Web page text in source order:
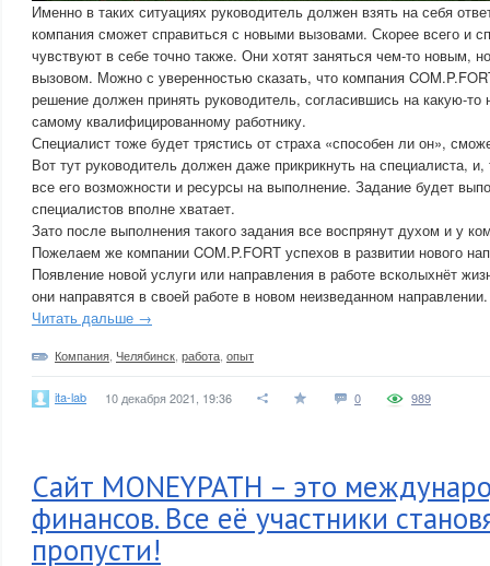
Именно в таких ситуациях руководитель должен взять на себя
компания сможет справиться с новыми вызовами. Скорее всего и
чувствуют в себе точно также. Они хотят заняться чем-то новым,
вызовом. Можно с уверенностью сказать, что компания
решение должен принять руководитель, согласившись на какую-то
самому квалифицированному работнику.
Специалист тоже будет трястись от страха «способен ли он»,
Вот тут руководитель должен даже прикрикнуть на специалиста,
все его возможности и ресурсы на выполнение. Задание будет
специалистов вполне хватает.
Зато после выполнения такого задания все воспрянут духом и у
Пожелаем же компании COM.P.FORT успехов в развитии нового
Появление новой услуги или направления в работе всколыхнёт
они направятся в своей работе в новом неизведанном направлении.
Читать дальше →
Компания Челябинск работа опыт
ita-lab 10 декабря 2021, 19:36 0 989
Сайт MONEYPATH – это
финансов. Все её участники
пропусти!